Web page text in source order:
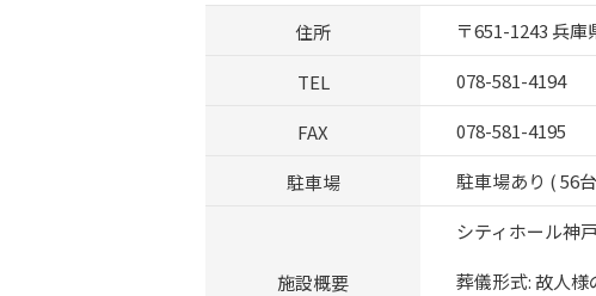
住所
〒651-1243 兵
TEL
078-581-4194
FAX
078-581-4195
駐車場
駐車場あり ( 56
施設概要
シティホール神
葬儀形式: 故人様